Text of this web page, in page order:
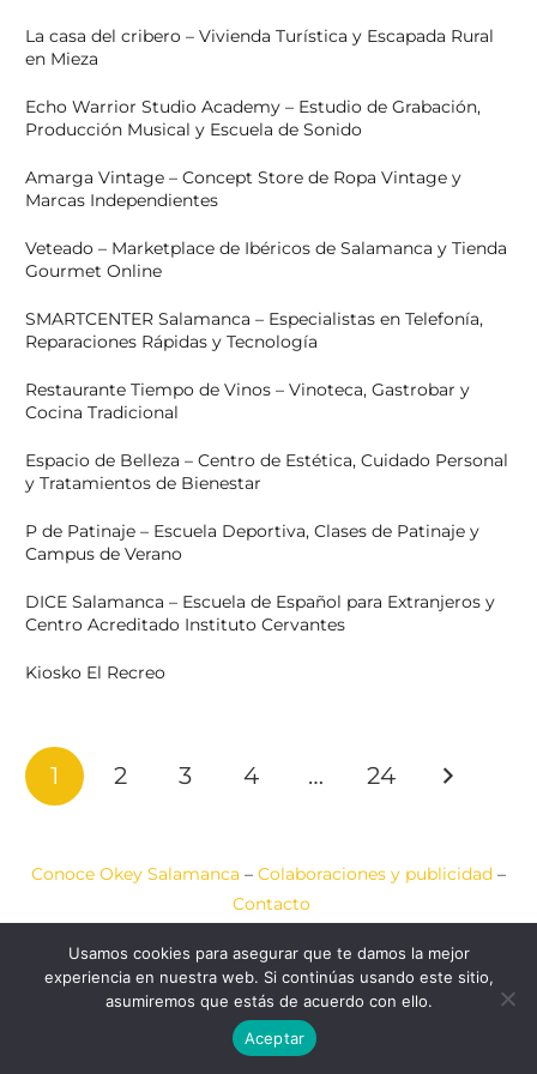
La casa del cribero – Vivienda Turística y Escapada Rural
en Mieza
Echo Warrior Studio Academy – Estudio de Grabación,
Producción Musical y Escuela de Sonido
Amarga Vintage – Concept Store de Ropa Vintage y
Marcas Independientes
Veteado – Marketplace de Ibéricos de Salamanca y Tienda
Gourmet Online
SMARTCENTER Salamanca – Especialistas en Telefonía,
Reparaciones Rápidas y Tecnología
Restaurante Tiempo de Vinos – Vinoteca, Gastrobar y
Cocina Tradicional
Espacio de Belleza – Centro de Estética, Cuidado Personal
y Tratamientos de Bienestar
P de Patinaje – Escuela Deportiva, Clases de Patinaje y
Campus de Verano
DICE Salamanca – Escuela de Español para Extranjeros y
Centro Acreditado Instituto Cervantes
Kiosko El Recreo
1 2 3 4 … 24
Conoce Okey Salamanca – Colaboraciones y publicidad –
Contacto
Aviso Legal –Política de Cookies–Política de Privacidad
2020-2026 © Okey
Web diseñada por
COMUNICACIÓN
Usamos cookies para asegurar que te damos la mejor
experiencia en nuestra web. Si continúas usando este sitio,
asumiremos que estás de acuerdo con ello.
Aceptar